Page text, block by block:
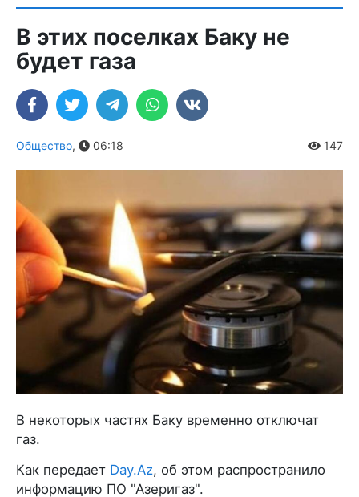
В этих поселках Баку не
будет газа
Общество, 06:18 147
В некоторых частях Баку временно отключат
газ.
Как передает Day.Az, об этом распространило
информацию ПО "Азеригаз".